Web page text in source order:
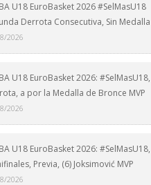
U18 EuroBasket 2026 #SelMasU18
Derrota Consecutiva, Sin Medalla
2026
U18 EuroBasket 2026: #SelMasU18,
a por la Medalla de Bronce MVP
2026
U18 EuroBasket 2026: #SelMasU18,
Previa, (6) Joksimović MVP
2026